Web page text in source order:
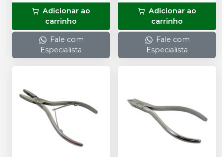
Adicionar ao
carrinho
Fale com
Especialista
Adicionar ao
carrinho
Fale com
Especialista